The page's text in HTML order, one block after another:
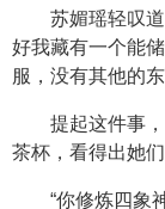
苏媚瑶轻叹
好我藏有一个能
服，没有其他的
提起这件事
茶杯，看得出她
“你修炼四象